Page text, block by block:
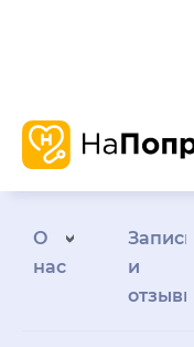
О
нас
Запись
и
отзывы